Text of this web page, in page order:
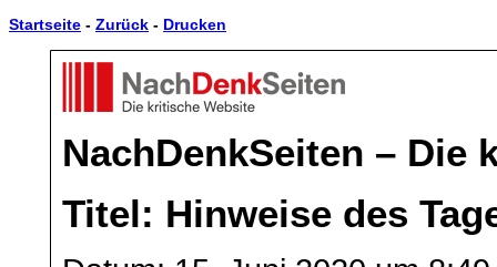
Startseite - Zurück - Drucken
NachDenkSeiten – Die
Titel: Hinweise des